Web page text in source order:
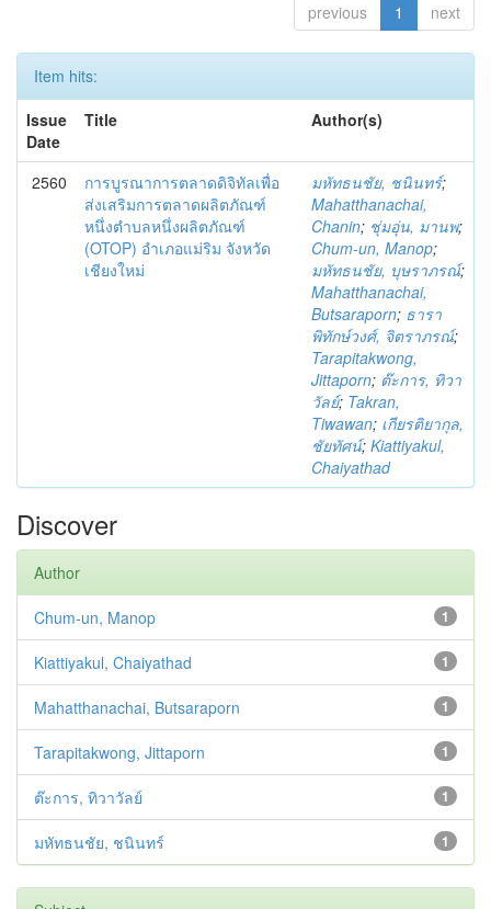
previous 1 next
Item hits:
Issue
Date
Title Author(s)
2560
การบูรณาการตลาดดิจิทัลเพื่อ
ส่งเสริมการตลาดผลิตภัณฑ์
หนึ่งตำบลหนึ่งผลิตภัณฑ์
(OTOP) อำเภอแม่ริม จังหวัด
เชียงใหม่
มหัทธนชัย, ชนินทร์;
Mahatthanachai,
Chanin; ชุ่มอุ่น, มานพ;
Chum-un, Manop;
มหัทธนชัย, บุษราภรณ์;
Mahatthanachai,
Butsaraporn; ธารา
พิทักษ์วงศ์, จิตราภรณ์;
Tarapitakwong,
Jittaporn; ต๊ะการ, ทิวา
วัลย์; Takran,
Tiwawan; เกียรติยากุล,
ชัยทัศน์; Kiattiyakul,
Chaiyathad
Discover
Author
1
Chum-un, Manop
1
Kiattiyakul, Chaiyathad
1
Mahatthanachai, Butsaraporn
1
Tarapitakwong, Jittaporn
1
ต๊ะการ, ทิวาวัลย์
1
มหัทธนชัย, ชนินทร์